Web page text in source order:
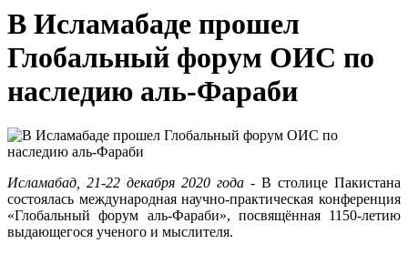
В Исламабаде прошел
Глобальный форум ОИС по
наследию аль-Фараби
Исламабад, 21-22 декабря 2020 года - В столице Пакистана
состоялась международная научно-практическая конференция
«Глобальный форум аль-Фараби», посвящённая 1150-летию
выдающегося ученого и мыслителя.